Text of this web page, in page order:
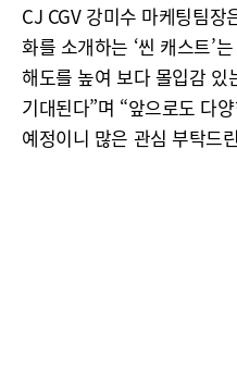
CJ CGV 강미수 마케팅팀장
화를 소개하는 ‘씬 캐스트’
해도를 높여 보다 몰입감 있
기대된다”며 “앞으로도 다
예정이니 많은 관심 부탁드